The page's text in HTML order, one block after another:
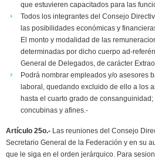
que estuvieren capacitados para las
Todos los integrantes del Consejo
las posibilidades económicas y
El monto y modalidad de las
determinadas por dicho cuerpo ad-
General de Delegados, de carácter
Podrá nombrar empleados y/o asesores
laboral, quedando excluido de ello a los
hasta el cuarto grado de
concubinas y afines.-
Artículo 25o.- Las reuniones del Consejo
Secretario General de la Federación y en su
que le siga en el orden jerárquico. Para